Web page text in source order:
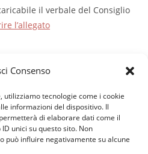
Consenso
tecnologie come i cookie
informazioni del dispositivo. Il
di elaborare dati come il
unici su questo sito. Non
può influire negativamente su alcune
il verbale del Consiglio
l’allegato
Piacenza - C.F. 91005510333 -
-Privacy- Cookies